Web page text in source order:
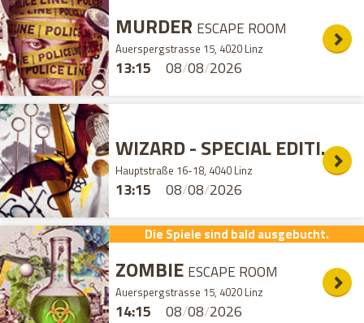
08/08/2026
13:15
MURDER ESCAPE ROOM
Auerspergstrasse 15, 4020 Linz
08/08/2026
13:15
WIZARD - SPECIAL EDITION
Hauptstraße 16-18, 4040 Linz
Die Spiele sind bald ausgebucht.
08/08/2026
14:15
ZOMBIE ESCAPE ROOM
Auerspergstrasse 15, 4020 Linz